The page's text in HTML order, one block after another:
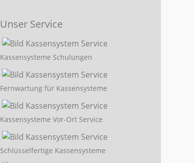
Unser Service
Kassensysteme Schulungen
Fernwartung für Kassensysteme
Kassensysteme Vor-Ort Service
Schlüsselfertige Kassensysteme